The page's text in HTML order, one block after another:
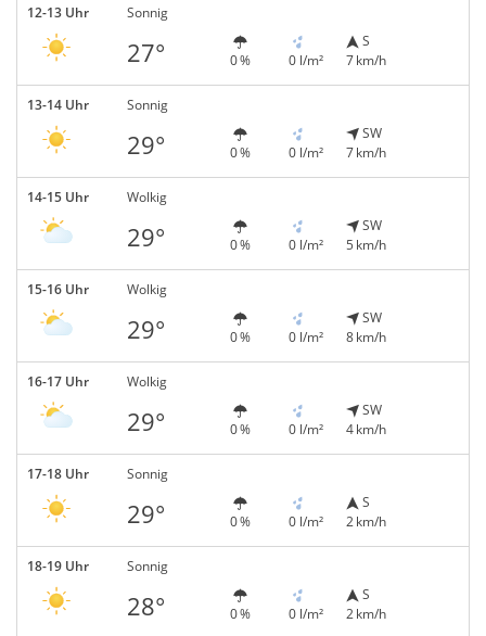
12-13 Uhr Sonnig
27° 0 % 0 l/m²
S
7 km/h
13-14 Uhr Sonnig
29° 0 % 0 l/m²
SW
7 km/h
14-15 Uhr Wolkig
29° 0 % 0 l/m²
SW
5 km/h
15-16 Uhr Wolkig
29° 0 % 0 l/m²
SW
8 km/h
16-17 Uhr Wolkig
29° 0 % 0 l/m²
SW
4 km/h
17-18 Uhr Sonnig
29° 0 % 0 l/m²
S
2 km/h
18-19 Uhr Sonnig
28° 0 % 0 l/m²
S
2 km/h